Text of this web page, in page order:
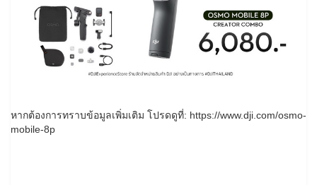
หากต้องการทราบข้อมูลเพิ่มเติม โปรดดูที่: https://www.dji.com/osmo-
mobile-8p